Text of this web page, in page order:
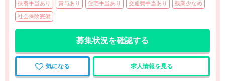
扶養手当あり 賞与あり 住宅手当あり 交通費手当あり 残業少なめ
社会保険完備
募集状況を確認する
気になる 求人情報を見る